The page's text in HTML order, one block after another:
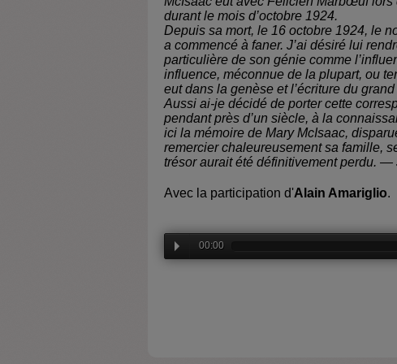
durant le mois d’octobre 1924.
Depuis sa mort, le 16 octobre 1924, le
a commencé à faner. J’ai désiré lui
particulière de son génie comme
influence, méconnue de la plupart, ou
eut dans la genèse et l’écriture du
Aussi ai-je décidé de porter cette
pendant près d’un siècle, à la
ici la mémoire de Mary McIsaac,
remercier chaleureusement sa famille,
trésor aurait été définitivement perdu. —
Avec la participation d'Alain Amariglio.
00:00